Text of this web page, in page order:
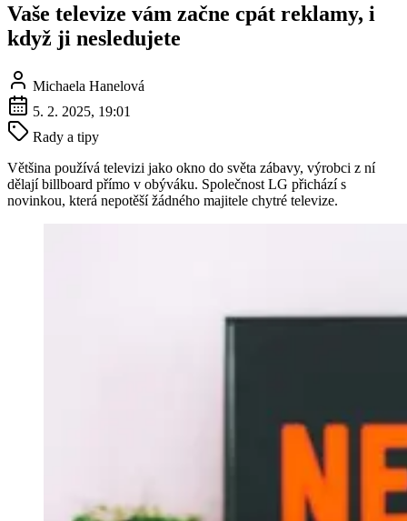
Vaše televize vám začne cpát reklamy, i
když ji nesledujete
Michaela Hanelová
5. 2. 2025, 19:01
Rady a tipy
Většina používá televizi jako okno do světa zábavy, výrobci z ní
dělají billboard přímo v obýváku. Společnost LG přichází s
novinkou, která nepotěší žádného majitele chytré televize.